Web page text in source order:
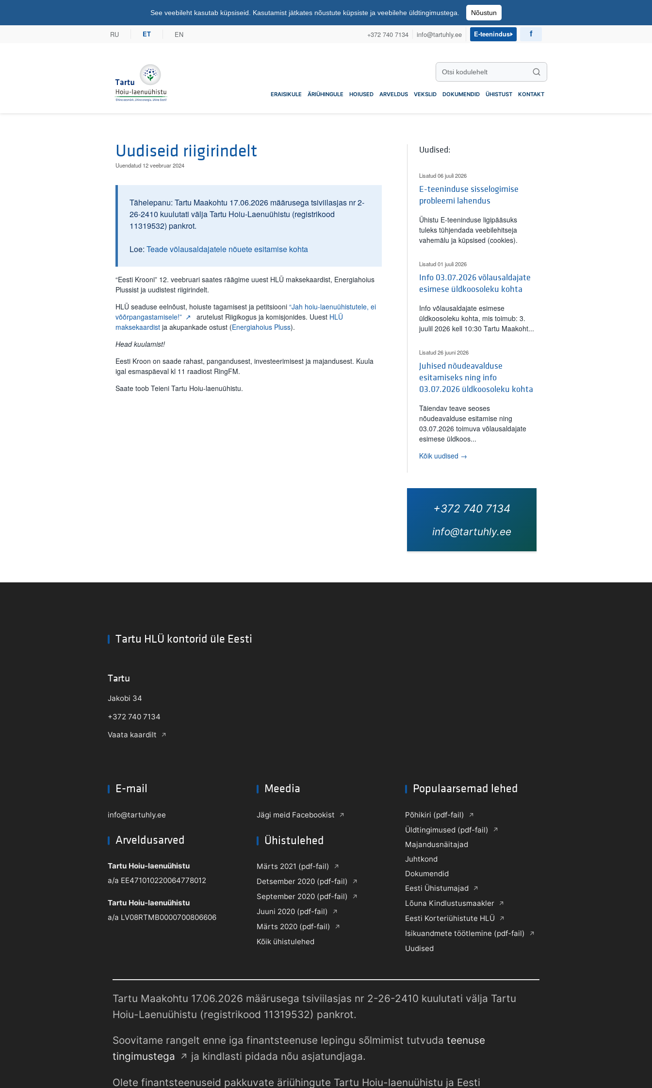
See veebileht kasutab küpsiseid. Kasutamist jätkates nõustute küpsiste ja veebilehe üldtingimustega. Nõustun
RU ET EN +372 740 7134 info@tartuhly.ee E-teenindus
Tartu Hoiu-laenuühistu
Otsi kodulehelt
Otsi
ERAISIKULE ÄRIÜHINGULE HOIUSED ARVELDUS VEKSLID DOKUMENDID ÜHISTUST KONTAKT
Uudiseid riigirindelt
Uuendatud 12 veebruar 2024
Tähelepanu: Tartu Maakohtu 17.06.2026 määrusega tsiviilasjas nr 2-
26-2410 kuulutati välja Tartu Hoiu-Laenuühistu (registrikood
11319532) pankrot.
Loe: Teade võlausaldajatele nõuete esitamise kohta
“Eesti Krooni” 12. veebruari saates räägime uuest HLÜ maksekaardist, Energiahoius
Plussist ja uudistest riigirindelt.
HLÜ seaduse eelnõust, hoiuste tagamisest ja petitsiooni “Jah hoiu-laenuühistutele, ei
võõrpangastamisele!”
arutelust Riigikogus ja komisjonides. Uuest HLÜ
maksekaardist ja akupankade ostust (Energiahoius Pluss).
Head kuulamist!
Eesti Kroon on saade rahast, pangandusest, investeerimisest ja majandusest. Kuula
igal esmaspäeval kl 11 raadiost RingFM.
Saate toob Teieni Tartu Hoiu-laenuühistu.
Uudised:
Lisatud 06 juuli 2026
E-teeninduse sisselogimise
probleemi lahendus
Ühistu E-teeninduse ligipääsuks
tuleks tühjendada veebilehitseja
vahemälu ja küpsised (cookies).
Lisatud 01 juuli 2026
Info 03.07.2026 võlausaldajate
esimese üldkoosoleku kohta
Info võlausaldajate esimese
üldkoosoleku kohta, mis toimub: 3.
juulil 2026 kell 10:30 Tartu Maakoht...
Lisatud 26 juuni 2026
Juhised nõudeavalduse
esitamiseks ning info
03.07.2026 üldkoosoleku kohta
Täiendav teave seoses
nõudeavalduse esitamise ning
03.07.2026 toimuva võlausaldajate
esimese üldkoos...
Kõik uudised →
+372 740 7134
info@tartuhly.ee
Tartu HLÜ kontorid üle Eesti
Tartu
Jakobi 34
+372 740 7134
Vaata kaardilt
E-mail
info@tartuhly.ee
Arveldusarved
Tartu Hoiu-laenuühistu
a/a EE471010220064778012
Tartu Hoiu-laenuühistu
a/a LV08RTMB0000700806606
Meedia
Jägi meid Facebookist
Ühistulehed
Märts 2021 (pdf-fail)
Detsember 2020 (pdf-fail)
September 2020 (pdf-fail)
Juuni 2020 (pdf-fail)
Märts 2020 (pdf-fail)
Kõik ühistulehed
Populaarsemad lehed
Põhikiri (pdf-fail)
Üldtingimused (pdf-fail)
Majandusnäitajad
Juhtkond
Dokumendid
Eesti Ühistumajad
Lõuna Kindlustusmaakler
Eesti Korteriühistute HLÜ
Isikuandmete töötlemine (pdf-fail)
Uudised
Tartu Maakohtu 17.06.2026 määrusega tsiviilasjas nr 2-26-2410 kuulutati välja Tartu
Hoiu-Laenuühistu (registrikood 11319532) pankrot.
Soovitame rangelt enne iga finantsteenuse lepingu sõlmimist tutvuda teenuse
tingimustega
ja kindlasti pidada nõu asjatundjaga.
Olete finantsteenuseid pakkuvate äriühingute Tartu Hoiu-laenuühistu ja Eesti